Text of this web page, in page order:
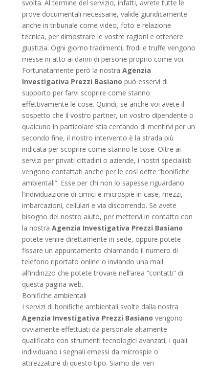
svolta. Al termine del servizio, infatti, avrete tutte le
prove documentali necessarie, valide giuridicamente
anche in tribunale come video, foto e relazione
tecnica, per dimostrare le vostre ragioni e ottenere
giustizia. Ogni giorno tradimenti, frodi e truffe vengono
messe in atto ai danni di persone proprio come voi.
Fortunatamente però la nostra Agenzia
Investigativa Prezzi Basiano può esservi di
supporto per farvi scoprire come stanno
effettivamente le cose. Quindi, se anche voi avete il
sospetto che il vostro partner, un vostro dipendente o
qualcuno in particolare stia cercando di mentirvi per un
secondo fine, il nostro intervento è la strada più
indicata per scoprire come stanno le cose. Oltre ai
servizi per privati cittadini o aziende, i nostri specialisti
vengono contattati anche per le così dette “bonifiche
ambientali”. Esse per chi non lo sapesse riguardano
l’individuazione di cimici e microspie in case, mezzi,
imbarcazioni, cellulari e via discorrendo. Se avete
bisogno del nostro aiuto, per mettervi in contatto con
la nostra Agenzia Investigativa Prezzi Basiano
potete venire direttamente in sede, oppure potete
fissare un appuntamento chiamando il numero di
telefono riportato online o inviando una mail
all’indirizzo che potete trovare nell’area “contatti” di
questa pagina web.
Bonifiche ambientali
I servizi di bonifiche ambientali svolte dalla nostra
Agenzia Investigativa Prezzi Basiano vengono
ovviamente effettuati da personale altamente
qualificato con strumenti tecnologici avanzati, i quali
individuano i segnali emessi da microspie o
attrezzature di questo tipo. Siamo dei veri